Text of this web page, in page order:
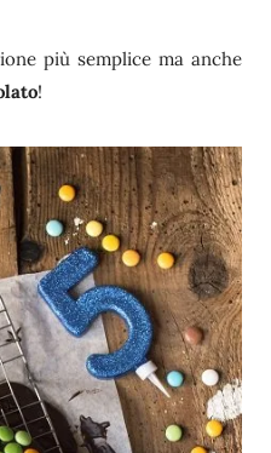
più semplice ma anche
!